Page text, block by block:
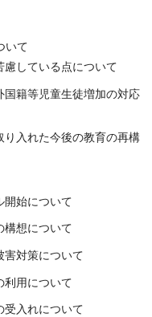
いて
している点について
籍等児童生徒増加の対応
入れた今後の教育の再構
始について
想について
対策について
用について
入れについて